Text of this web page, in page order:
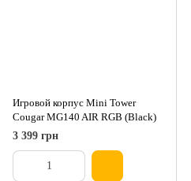
Игровой корпус Mini Tower
Cougar MG140 AIR RGB (Black)
3 399 грн